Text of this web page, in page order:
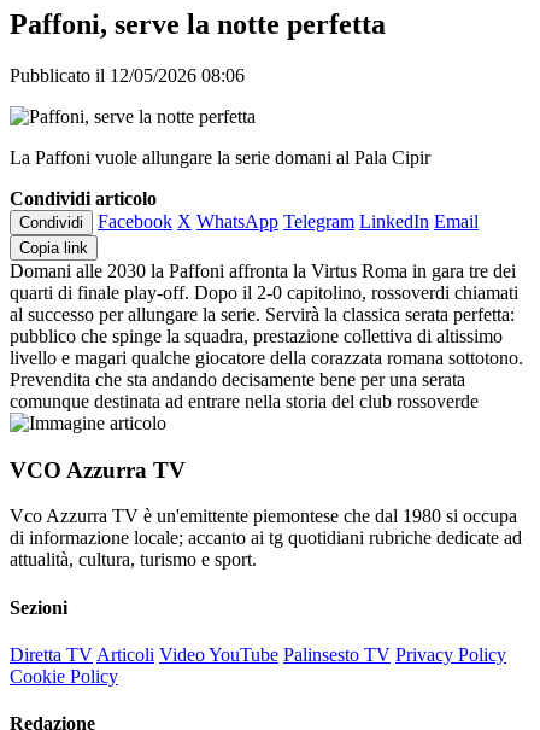
Paffoni, serve la notte perfetta
Pubblicato il 12/05/2026 08:06
La Paffoni vuole allungare la serie domani al Pala Cipir
Condividi articolo
Condividi Facebook X WhatsApp Telegram LinkedIn Email
Copia link
Domani alle 2030 la Paffoni affronta la Virtus Roma in gara tre dei
quarti di finale play-off. Dopo il 2-0 capitolino, rossoverdi chiamati
al successo per allungare la serie. Servirà la classica serata perfetta:
pubblico che spinge la squadra, prestazione collettiva di altissimo
livello e magari qualche giocatore della corazzata romana sottotono.
Prevendita che sta andando decisamente bene per una serata
comunque destinata ad entrare nella storia del club rossoverde
VCO Azzurra TV
Vco Azzurra TV è un'emittente piemontese che dal 1980 si occupa
di informazione locale; accanto ai tg quotidiani rubriche dedicate ad
attualità, cultura, turismo e sport.
Sezioni
Diretta TV Articoli Video YouTube Palinsesto TV Privacy Policy
Cookie Policy
Redazione